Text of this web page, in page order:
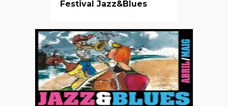
Festival Jazz&Blues